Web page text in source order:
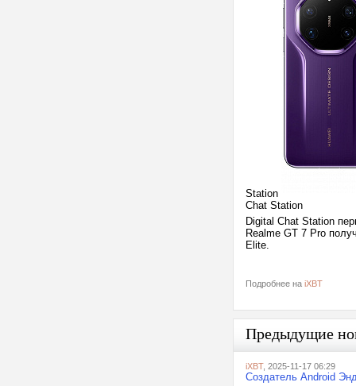
Station
Chat Station
Digital Chat Station
Realme GT 7 Pro
Elite.
Подробнее на iXBT
Предыдущие
iXBT, 2025-11-17 06:29
Создатель Android